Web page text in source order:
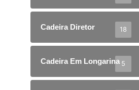
Cadeira Diretor 18
Cadeira Em Longarina 5